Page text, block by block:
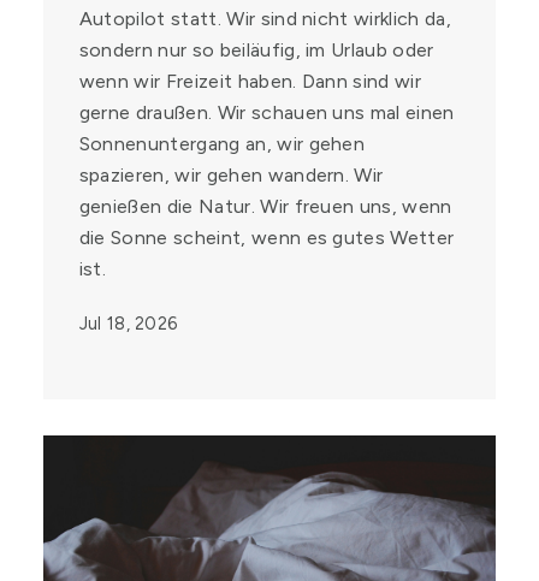
Autopilot statt. Wir sind nicht wirklich da,
sondern nur so beiläufig, im Urlaub oder
wenn wir Freizeit haben. Dann sind wir
gerne draußen. Wir schauen uns mal einen
Sonnenuntergang an, wir gehen
spazieren, wir gehen wandern. Wir
genießen die Natur. Wir freuen uns, wenn
die Sonne scheint, wenn es gutes Wetter
ist.
Jul 18, 2026